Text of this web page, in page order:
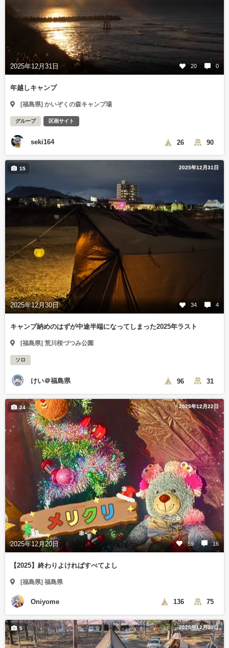
2025年12月31日 20 0
年越しキャンプ
[福島県] かいぞくの森キャンプ場
グループ 区画サイト
seki164 26 90
2025年12月31日
2025年12月30日 34 4
15
キャンプ納めのはずが中途半端になってしまった2025年ラスト
[福島県] 荒川桜づつみ公園
ソロ
けい＠福島県 96 31
2025年12月22日
2025年12月20日 59 16
24
【2025】終わりよければすべてよし
[福島県] 福島県
Oniyome 136 75
2025年12月20日
5